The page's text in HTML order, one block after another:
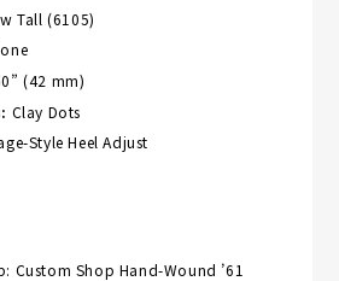
Tall (6105)
(42 mm)
Clay Dots
Style Heel Adjust
Custom Shop Hand-Wound ’61